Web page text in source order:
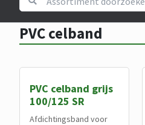
Home Assortiment PVC
PVC celband
PVC celband grijs
100/125 SR
Afdichtingsband voor